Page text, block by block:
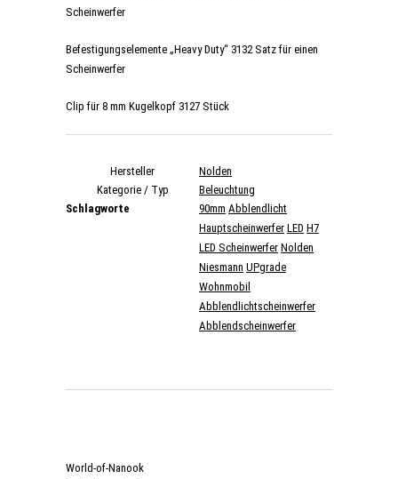
Scheinwerfer
Befestigungselemente „Heavy Duty“ 3132 Satz für einen
Scheinwerfer
Clip für 8 mm Kugelkopf 3127 Stück
Hersteller
Nolden
Kategorie / Typ
Beleuchtung
Schlagworte
90mm Abblendlicht
Hauptscheinwerfer LED H7
LED Scheinwerfer Nolden
Niesmann UPgrade
Wohnmobil
Abblendlichtscheinwerfer
Abblendscheinwerfer
World-of-Nanook